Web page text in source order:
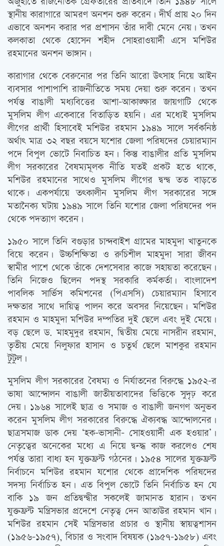
স্থানীয় কারাগারে আমরণ অনশন শুরু করেন। দীর্ঘ প্রায় ২০ দিন
এভাবে অনশন করার পর প্রশাসন তাঁর দাবী মেনে নেয়। তখন
কলকাতা থেকে হোসেন শহীদ সোহরাওয়ার্দী এসে মশিউর
রহমানের অনশন ভাঙ্গান।
কারাগার থেকে বেরুনোর পর তিনি আরো উত্‍সাহ নিয়ে আইন
ব্যবসার পাশাপাশি রাজনীতিতে সময় দেয়া শুরু করেন। তখন
পর্যন্ত বাঙালী মধ্যবিত্তের আশা-আকাঙ্ক্ষার জায়গাটি থেকে
মুসলিম লীগ একেবারে বিতাড়িত হয়নি। এর মধ্যেই মুসলিম
লীগের প্রার্থী হিসাবেই মশিউর রহমান ১৯৪৯ সালে সর্বকনিষ্ঠ
অর্থাত্‍ মাত্র ৩২ বছর বয়সে যশোর জেলা পরিষদের চেয়ারম্যান
পদে বিপুল ভোটে নিবাচিত হন। কিন্তু বাঙালীর প্রতি মুসলিম
লীগ সরকারের বৈষম্যমূলক নীতি যতই প্রকট হতে থাকে,
মশিউর রহমানের সাথেও মুসলিম লীগের দ্বন্দ্ব তত বাড়তে
থাকে। একপর্যায়ে তত্‍কালীন মুসলিম লীগ সরকারের সঙ্গে
মতানৈক্য ঘটায় ১৯৪৯ সালে তিনি যশোর জেলা পরিষদের পদ
থেকে পদত্যাগ করেন।
১৯৫০ সালে তিনি বগুড়ার চান্দবাইশ গ্রামের মাহমুদা খাতুনকে
বিয়ে করেন। উচ্চশিক্ষিতা ও রুচিশীল মাহমুদা সারা জীবন
স্বামীর পাশে থেকে তাঁকে দেশসেবার কাজে সহায়তা করেছেন।
তিনি নিজেও ছিলেন পদস্থ সরকারি কর্মকর্তা। বাংলাদেশ
পাবলিক সার্ভিস কমিশনের (পিএসসি) চেয়ারম্যান হিসাবে
দক্ষতার সাথে দায়িত্ব পালন করে অবসর নিয়েছেন। মশিউর
রহমান ও মাহমুদা মশিউর দম্পতির দুই ছেলে এবং দুই মেয়ে।
বড় ছেলে ড. মাহমুদুর রহমান, দ্বিতীয় মেয়ে নাসরীন রহমান,
তৃতীয় মেয়ে নিলুফার হাসান ও চতুর্থ ছেলে মাশকুর রহমান
টুটুল।
মুসলিম লীগ সরকারের বৈষম্য ও নির্যাতনের বিরুদ্ধে ১৯৫২-র
ভাষা আন্দোলন বাঙালী জাতীয়তাবাদের ভিত্তিকে সুদৃঢ় করে
দেয়। ১৯৬৪ সালেই ছাত্র ও সমাজ ও বাঙালী জনগণ অনুভব
করেন মুসলিম লীগ সরকারের বিরুদ্ধে ঐক্যবদ্ধ আন্দোলনের।
ছাত্রসমাজ ডাক দেয় ‘হক-ভাসানী- সোহওয়ার্দী এক হওয়ার’।
নেতৃত্বের অনেকের মধ্যে এ নিয়ে দ্বন্দ্ধ কাজ করলেও শেষ
পর্যন্ত তারা বাধ্য হন যুক্তফ্রন্ট গঠনের। ১৯৫৪ সালের যুক্তফ্রন্ট
নির্বাচনে মশিউর রহমান যশোর থেকে প্রাদেশিক পরিষদের
সদস্য নির্বাচিত হন। এত বিপুল ভোটে তিনি নির্বাচিত হন যে
বাকি ১৯ জন প্রতিদ্বন্দ্বীর সকলেই জামানত হারান। তখন
যুক্তফ্রন্ট মন্ত্রিসভার প্রদেশে নেতৃত্ব দেন আতাউর রহমান খান।
মশিউর রহমান সেই মন্ত্রিসভার প্রচার ও স্থানীয় স্বায়ত্বশাসন
(১৯৫৬-১৯৫৭), বিচার ও সংবাদ বিষয়ক (১৯৫৭-১৯৫৮) এবং